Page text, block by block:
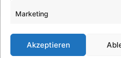
Marketing
Akzeptieren